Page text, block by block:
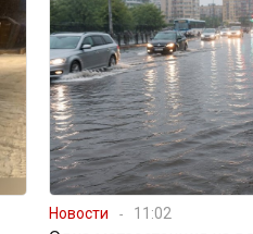
Новости 11:02